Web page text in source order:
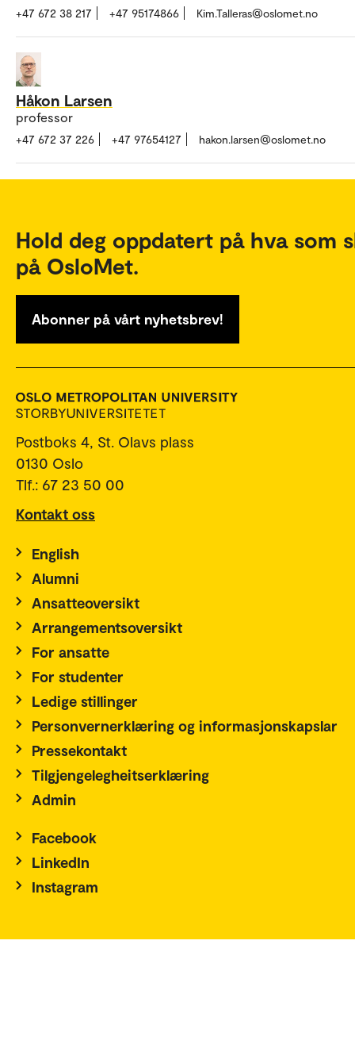
+47 672 38 217 +47 95174866 Kim.Talleras@oslomet.no
Håkon Larsen
professor
+47 672 37 226 +47 97654127 hakon.larsen@oslomet.no
Hold deg oppdatert på hva som
på OsloMet.
Abonner på vårt nyhetsbrev!
Postboks 4, St. Olavs plass
0130 Oslo
Tlf.: 67 23 50 00
Kontakt oss
English
Alumni
Ansatteoversikt
Arrangementsoversikt
For ansatte
For studenter
Ledige stillinger
Personvernerklæring og informasjonskapslar
Pressekontakt
Tilgjengelegheitserklæring
Admin
Facebook
LinkedIn
Instagram